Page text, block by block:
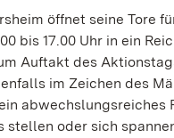
öffnet seine Tore
bis 17.00 Uhr in ein
Auftakt des
im Zeichen des
oder sich